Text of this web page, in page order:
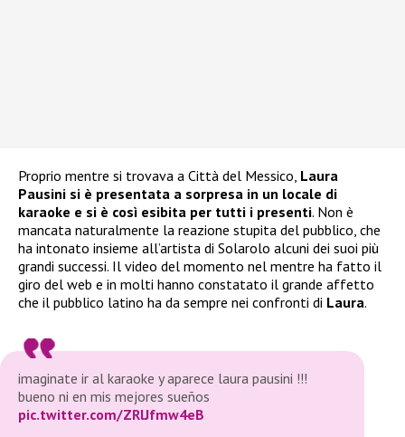
Proprio mentre si trovava a Città del Messico, Laura
Pausini si è presentata a sorpresa in un locale di
karaoke e si è così esibita per tutti i presenti. Non è
mancata naturalmente la reazione stupita del pubblico, che
ha intonato insieme all’artista di Solarolo alcuni dei suoi più
grandi successi. Il video del momento nel mentre ha fatto il
giro del web e in molti hanno constatato il grande affetto
che il pubblico latino ha da sempre nei confronti di Laura.
imaginate ir al karaoke y aparece laura pausini !!!
bueno ni en mis mejores sueños
pic.twitter.com/ZRlJfmw4eB